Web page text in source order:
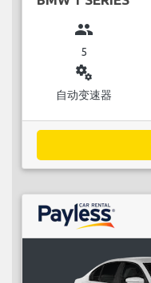
group
5
miscellaneous_services
自动变速器